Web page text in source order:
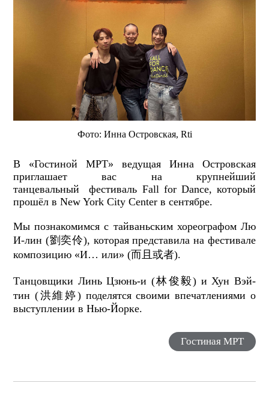
Фото: Инна Островская, Rti
В «Гостиной МРТ» ведущая Инна Островская
приглашает вас на крупнейший
танцевальный фестиваль Fall for Dance, который
прошёл в New York City Center в сентябре.
Мы познакомимся с тайваньским хореографом Лю
И-лин (劉奕伶), которая представила на фестивале
композицию «И… или» (而且或者).
Танцовщики Линь Цзюнь-и (林俊毅) и Хун Вэй-
тин (洪維婷) поделятся своими впечатлениями о
выступлении в Нью-Йорке.
Гостиная МРТ